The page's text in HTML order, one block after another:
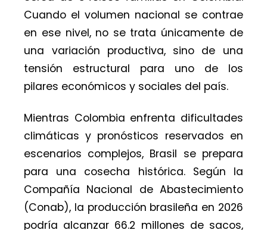
Cuando el volumen nacional se contrae
en ese nivel, no se trata únicamente de
una variación productiva, sino de una
tensión estructural para uno de los
pilares económicos y sociales del país.
Mientras Colombia enfrenta dificultades
climáticas y pronósticos reservados en
escenarios complejos, Brasil se prepara
para una cosecha histórica. Según la
Compañía Nacional de Abastecimiento
(Conab), la producción brasileña en 2026
podría alcanzar 66.2 millones de sacos,